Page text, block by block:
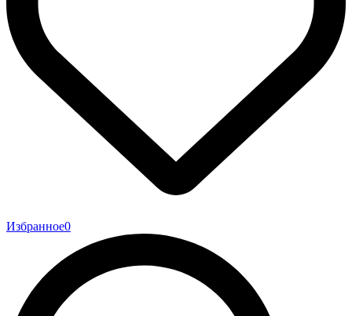
Избранное0